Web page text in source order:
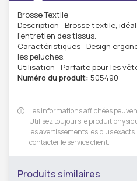
Brosse Textile
Description : Brosse textile,
l'entretien des tissus.
Caractéristiques : Design
les peluches.
Utilisation : Parfaite pour les
Numéro du produit: 505490
Les informations affichées
Utilisez toujours le produit
les avertissements les plus
contacter le service client.
Produits similaires